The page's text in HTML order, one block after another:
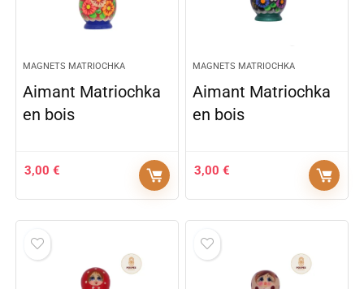
MAGNETS MATRIOCHKA
Aimant Matriochka
en bois
3,00€
MAGNETS MATRIOCHKA
Aimant Matriochka
en bois
3,00€